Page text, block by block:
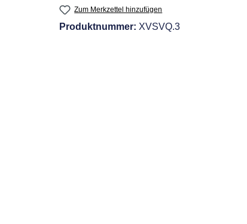
Zum Merkzettel hinzufügen
Produktnummer: XVSVQ.3